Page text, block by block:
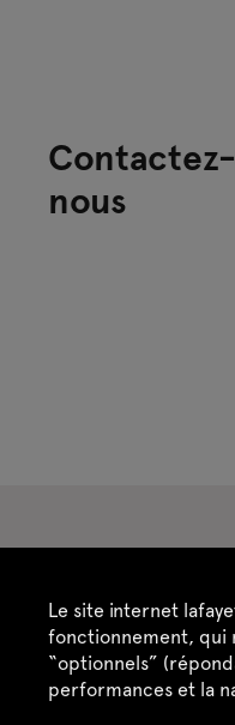
Le site internet
fonctionnement, qui
“optionnels”
performances et la
Contactez-
nous
Crédits